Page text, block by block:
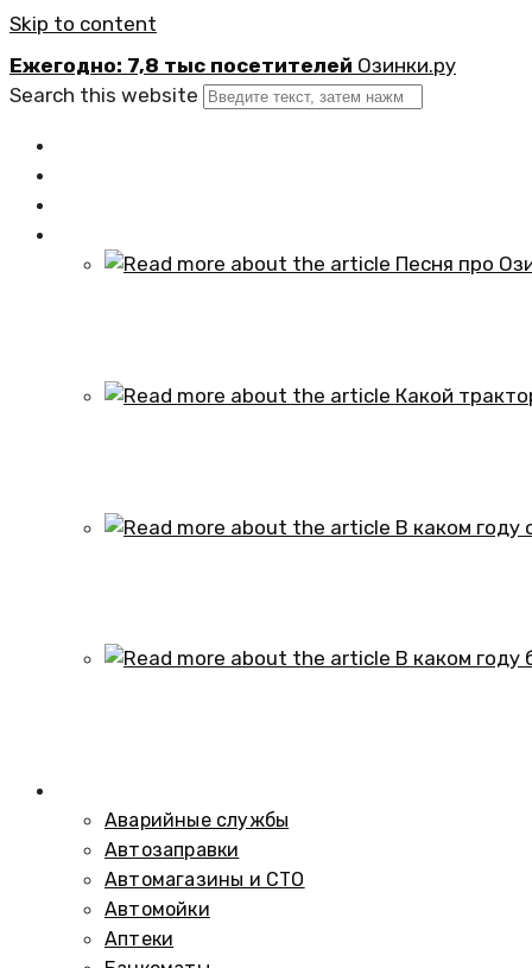
Skip to content
Ежегодно: 7,8 тыс посетителей Озинки.ру
Search this website
Аварийные службы
Автозаправки
Автомагазины и СТО
Автомойки
Аптеки